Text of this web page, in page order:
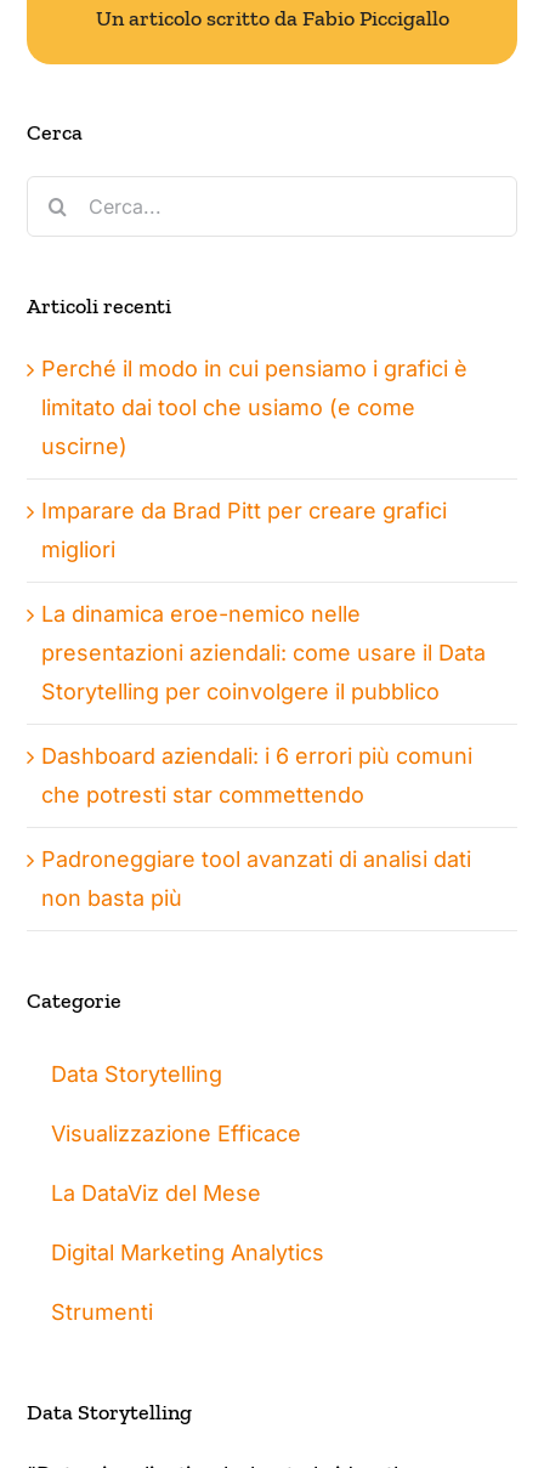
Un articolo scritto da Fabio Piccigallo
Cerca
Cerca
per:
Articoli recenti
Perché il modo in cui pensiamo i grafici è
limitato dai tool che usiamo (e come
uscirne)
Imparare da Brad Pitt per creare grafici
migliori
La dinamica eroe-nemico nelle
presentazioni aziendali: come usare il Data
Storytelling per coinvolgere il pubblico
Dashboard aziendali: i 6 errori più comuni
che potresti star commettendo
Padroneggiare tool avanzati di analisi dati
non basta più
Categorie
Data Storytelling
Visualizzazione Efficace
La DataViz del Mese
Digital Marketing Analytics
Strumenti
Data Storytelling